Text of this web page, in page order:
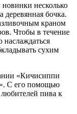
несколько
бочка.
краном
Чтобы в течение
сухим
«Кичисиппи
С его помощью
пива к